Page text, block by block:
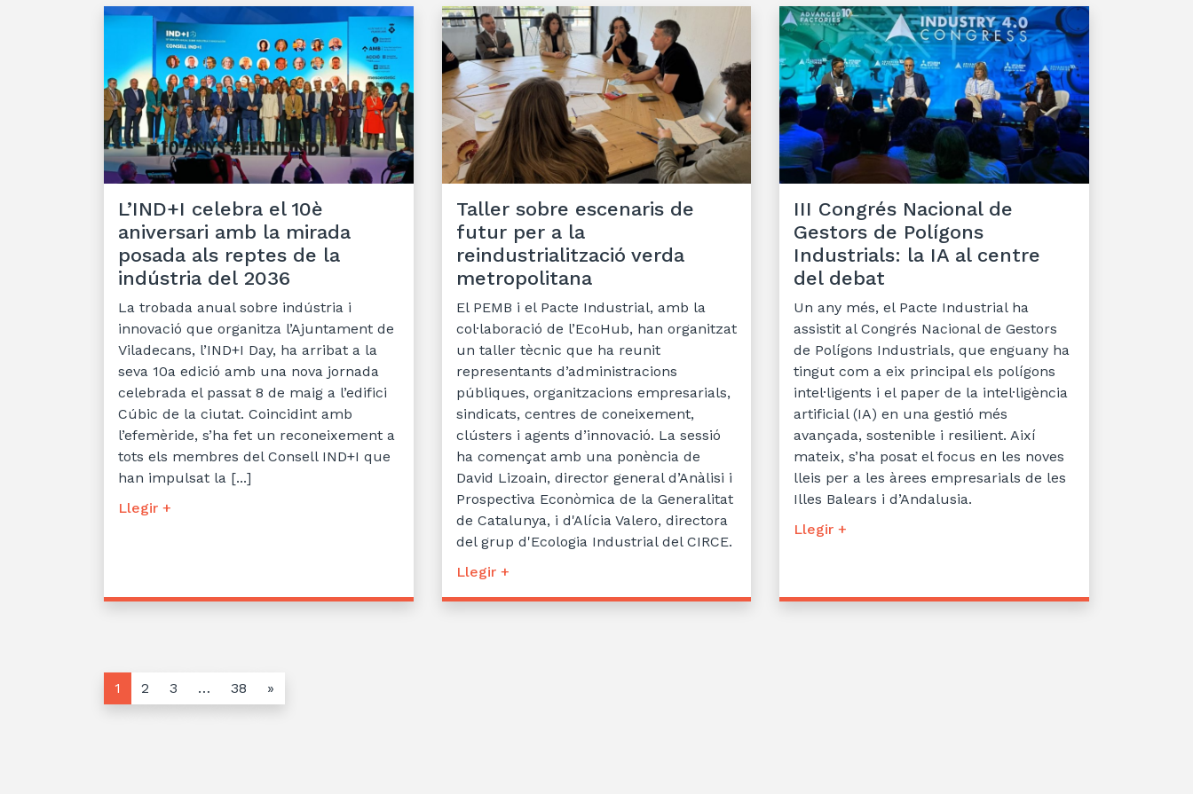
L’IND+I celebra el 10è
aniversari amb la mirada
posada als reptes de la
indústria del 2036
La trobada anual sobre indústria i
innovació que organitza l’Ajuntament de
Viladecans, l’IND+I Day, ha arribat a la
seva 10a edició amb una nova jornada
celebrada el passat 8 de maig a l’edifici
Cúbic de la ciutat. Coincidint amb
l’efemèride, s’ha fet un reconeixement a
tots els membres del Consell IND+I que
han impulsat la [...]
Llegir +
Taller sobre escenaris de
futur per a la
reindustrialització verda
metropolitana
El PEMB i el Pacte Industrial, amb la
col·laboració de l’EcoHub, han organitzat
un taller tècnic que ha reunit
representants d’administracions
públiques, organitzacions empresarials,
sindicats, centres de coneixement,
clústers i agents d’innovació. La sessió
ha començat amb una ponència de
David Lizoain, director general d’Anàlisi i
Prospectiva Econòmica de la Generalitat
de Catalunya, i d'Alícia Valero, directora
del grup d'Ecologia Industrial del CIRCE.
Llegir +
III Congrés Nacional de
Gestors de Polígons
Industrials: la IA al centre
del debat
Un any més, el Pacte Industrial ha
assistit al Congrés Nacional de Gestors
de Polígons Industrials, que enguany ha
tingut com a eix principal els polígons
intel·ligents i el paper de la intel·ligència
artificial (IA) en una gestió més
avançada, sostenible i resilient. Així
mateix, s’ha posat el focus en les noves
lleis per a les àrees empresarials de les
Illes Balears i d’Andalusia.
Llegir +
1 2 3 … 38 »